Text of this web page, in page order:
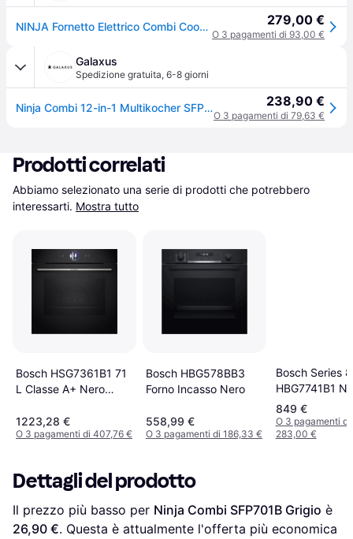
NINJA Fornetto Elettrico Combi Cooker Sfp700eu-grigio 279,00 €
O 3 pagamenti di 93,00 €
Galaxus
Spedizione gratuita, 6-8 giorni
Ninja Combi 12-in-1 Multikocher SFP700, Friggitrice, Grigio, Nero, Argento 238,90 €
O 3 pagamenti di 79,63 €
Prodotti correlati
Abbiamo selezionato una serie di prodotti che potrebbero
interessarti. Mostra tutto
Bosch HSG7361B1 71
L Classe A+ Nero
1223,28 €
O 3 pagamenti di 407,76 €
Bosch HBG578BB3
Forno Incasso Nero
558,99 €
O 3 pagamenti di 186,33 €
Bosch Series 8
HBG7741B1
849 €
O 3 pagamenti di
283,00 €
Dettagli del prodotto
Il prezzo più basso per Ninja Combi SFP701B Grigio
26,90 €. Questa è attualmente l'offerta più economica